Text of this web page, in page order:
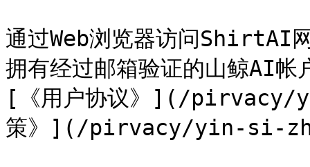
通过Web浏览器访问ShirtAI
拥有经过邮箱验证的山鲸AI帐
[《用户协议》](/pirvacy/
策》](/pirvacy/yin-si-